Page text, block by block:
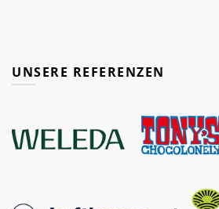
UNSERE REFERENZEN